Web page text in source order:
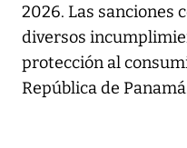
2026. Las sanciones
diversos
protección al
República de